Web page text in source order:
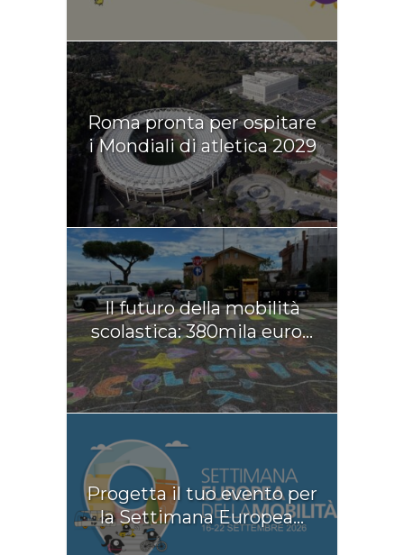
Roma pronta per ospitare
i Mondiali di atletica 2029
Il futuro della mobilità
scolastica: 380mila euro...
Progetta il tuo evento per
la Settimana Europea...